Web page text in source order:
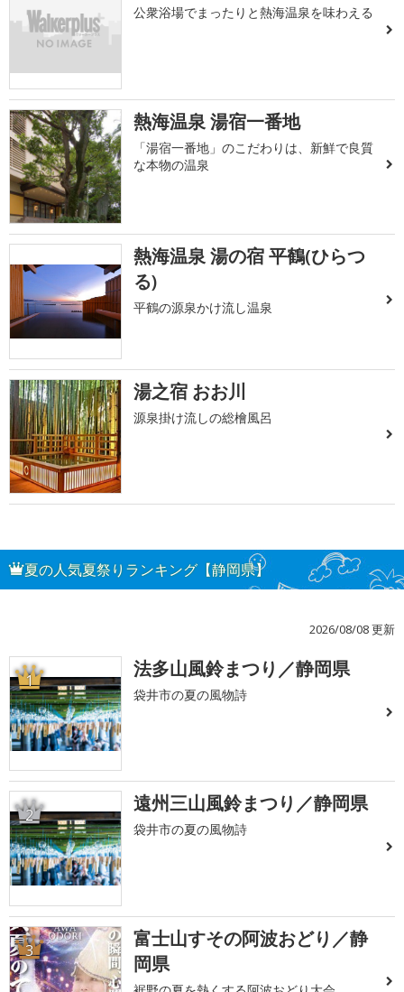
公衆浴場でまったりと熱海温泉を味わえる
熱海温泉 湯宿一番地
「湯宿一番地」のこだわりは、新鮮で良質
な本物の温泉
熱海温泉 湯の宿 平鶴(ひらつ
る)
平鶴の源泉かけ流し温泉
湯之宿 おお川
源泉掛け流しの総檜風呂
夏の人気夏祭りランキング【静岡県】
2026/08/08 更新
1 法多山風鈴まつり／静岡県
袋井市の夏の風物詩
2 遠州三山風鈴まつり／静岡県
袋井市の夏の風物詩
3
富士山すその阿波おどり／静
岡県